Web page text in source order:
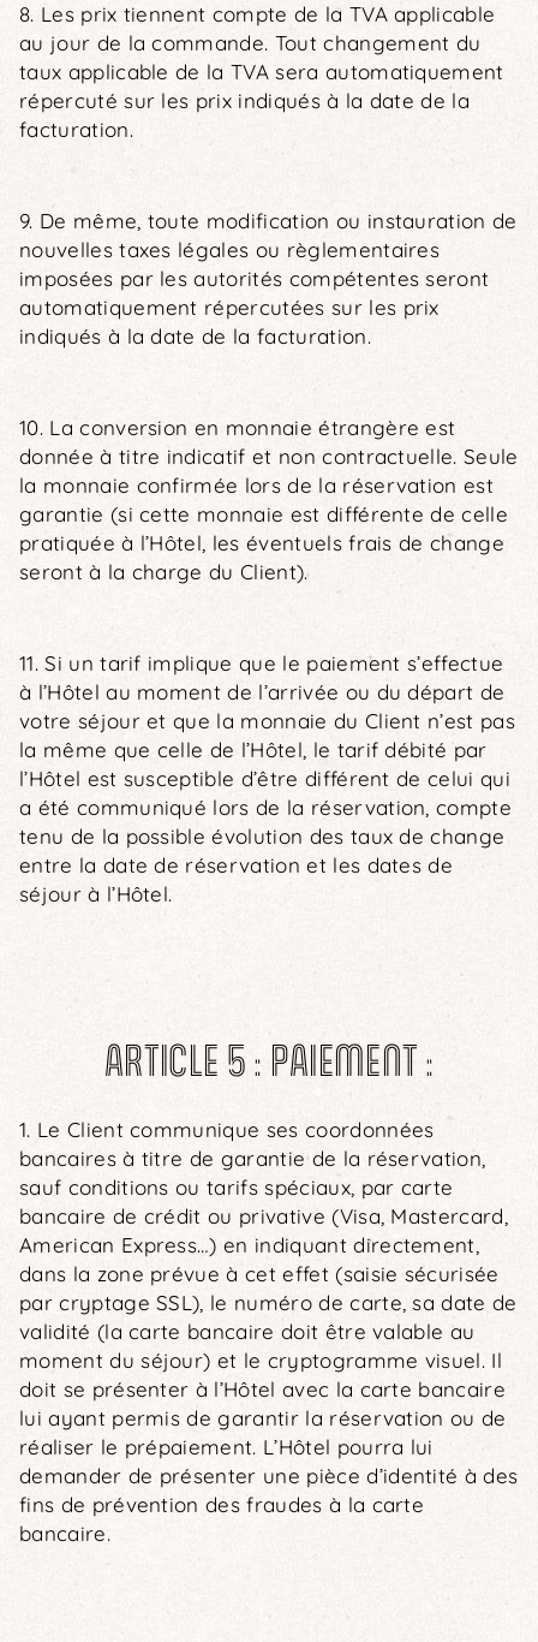
8. Les prix tiennent compte de la TVA applicable
au jour de la commande. Tout changement du
taux applicable de la TVA sera automatiquement
répercuté sur les prix indiqués à la date de la
facturation.
9. De même, toute modification ou instauration de
nouvelles taxes légales ou règlementaires
imposées par les autorités compétentes seront
automatiquement répercutées sur les prix
indiqués à la date de la facturation.
10. La conversion en monnaie étrangère est
donnée à titre indicatif et non contractuelle. Seule
la monnaie confirmée lors de la réservation est
garantie (si cette monnaie est différente de celle
pratiquée à l’Hôtel, les éventuels frais de change
seront à la charge du Client).
11. Si un tarif implique que le paiement s’effectue
à l’Hôtel au moment de l’arrivée ou du départ de
votre séjour et que la monnaie du Client n’est pas
la même que celle de l’Hôtel, le tarif débité par
l’Hôtel est susceptible d’être différent de celui qui
a été communiqué lors de la réservation, compte
tenu de la possible évolution des taux de change
entre la date de réservation et les dates de
séjour à l’Hôtel.
ARTICLE 5 : PAIEMENT :
1. Le Client communique ses coordonnées
bancaires à titre de garantie de la réservation,
sauf conditions ou tarifs spéciaux, par carte
bancaire de crédit ou privative (Visa, Mastercard,
American Express…) en indiquant directement,
dans la zone prévue à cet effet (saisie sécurisée
par cryptage SSL), le numéro de carte, sa date de
validité (la carte bancaire doit être valable au
moment du séjour) et le cryptogramme visuel. Il
doit se présenter à l’Hôtel avec la carte bancaire
lui ayant permis de garantir la réservation ou de
réaliser le prépaiement. L’Hôtel pourra lui
demander de présenter une pièce d’identité à des
fins de prévention des fraudes à la carte
bancaire.